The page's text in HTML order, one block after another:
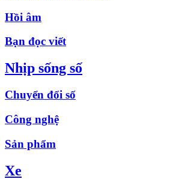
Hồi âm
Bạn đọc viết
Nhịp sống số
Chuyển đổi số
Công nghệ
Sản phẩm
Xe